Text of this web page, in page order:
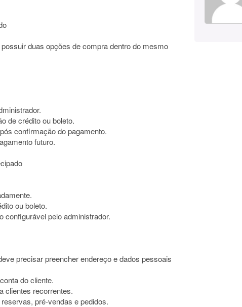
duas opções de compra dentro do mesmo
de crédito ou boleto.
confirmação do pagamento.
futuro.
ou boleto.
configurável pelo administrador.
precisar preencher endereço e dados pessoais
do cliente.
clientes recorrentes.
pré-vendas e pedidos.